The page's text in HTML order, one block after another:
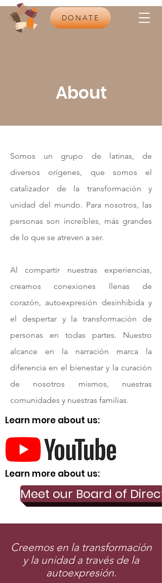
DONATE
About
Somos un grupo de latinas, de
diversos orígenes, que somos el
catalizador de la transformación y
unidad del mundo. Para nosotros, las
personas son increíbles, más grandes
de lo que se atreven a ser.
Al compartir nuestras experiencias,
creamos conexiones llenas de
corazón, autoexpresión desinhibida y
el despertar y la transformación de
personas en todas partes. Nuestro
alcance en la narración marca la
diferencia en el bienestar y la curación
de nosotros mismos, nuestras
comunidades y nuestras familias.
Learn more about us:
Learn more about us:
Meet our Board of
Creemos en la transformación
y la unidad a través de la
autoexpresión.